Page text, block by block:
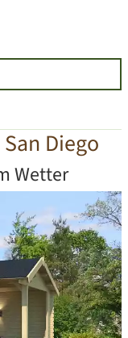
Diego
Wetter